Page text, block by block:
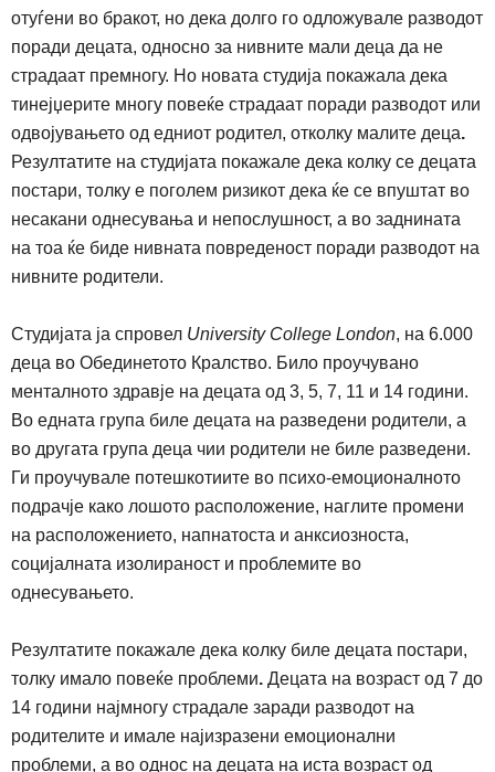
отуѓени во бракот, но дека долго го одложувале разводот
поради децата, односно за нивните мали деца да не
страдаат премногу. Но новата студија покажала дека
тинејџерите многу повеќе страдаат поради разводот или
одвојувањето од едниот родител, отколку малите деца.
Резултатите на студијата покажале дека колку се децата
постари, толку е поголем ризикот дека ќе се впуштат во
несакани однесувања и непослушност, а во заднината
на тоа ќе биде нивната повреденост поради разводот на
нивните родители.
Студијата ја спровел University College London, на 6.000
деца во Обединетото Кралство. Било проучувано
менталното здравје на децата од 3, 5, 7, 11 и 14 години.
Во едната група биле децата на разведени родители, а
во другата група деца чии родители не биле разведени.
Ги проучувале потешкотиите во психо-емоционалното
подрачје како лошото расположение, наглите промени
на расположението, напнатоста и анксиозноста,
социјалната изолираност и проблемите во
однесувањето.
Резултатите покажале дека колку биле децата постари,
толку имало повеќе проблеми. Децата на возраст од 7 до
14 години најмногу страдале заради разводот на
родителите и имале најизразени емоционални
проблеми, а во однос на децата на иста возраст од